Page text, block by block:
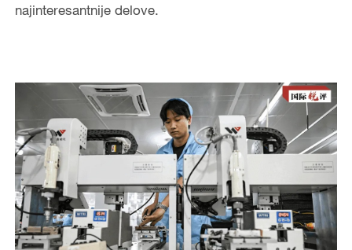
najinteresantnije delove.